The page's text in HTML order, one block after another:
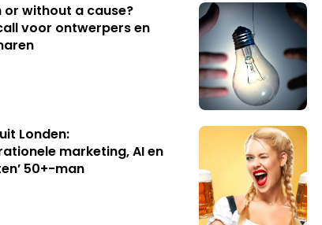
or without a cause?
voor ontwerpers en
Londen:
marketing, AI en
50+-man